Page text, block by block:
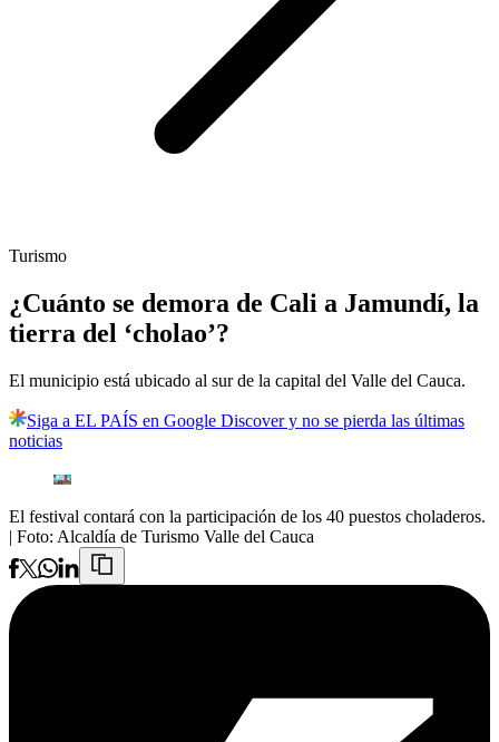
Turismo
¿Cuánto se demora de Cali a Jamundí, la
tierra del ‘cholao’?
El municipio está ubicado al sur de la capital del Valle del Cauca.
Siga a EL PAÍS en Google Discover y no se pierda las últimas
noticias
El festival contará con la participación de los 40 puestos choladeros.
| Foto: Alcaldía de Turismo Valle del Cauca